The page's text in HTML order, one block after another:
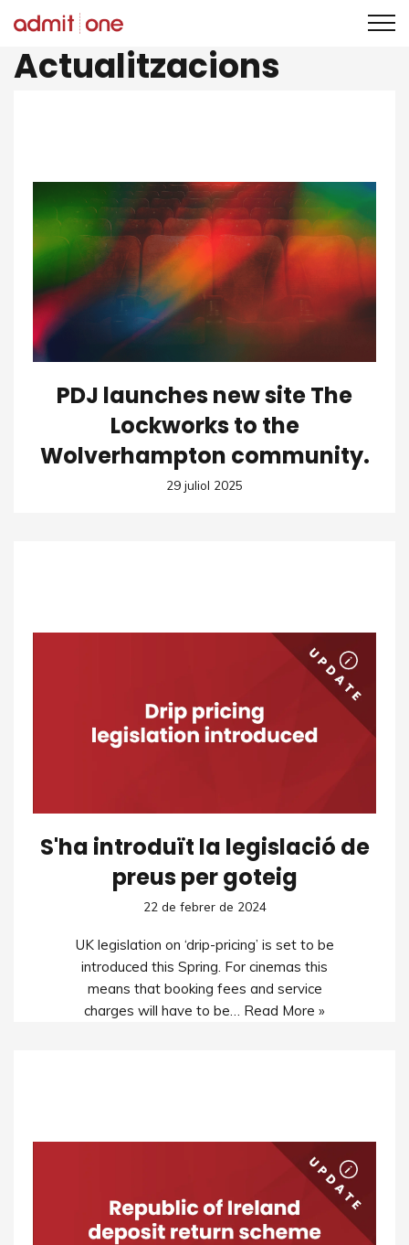
al
Actualitzacions
PDJ launches new site The
Lockworks to the
Wolverhampton community.
29 juliol 2025
S'ha introduït la legislació de
preus per goteig
22 de febrer de 2024
UK legislation on ‘drip-pricing’ is set to be
introduced this Spring. For cinemas this
means that booking fees and service
charges will have to be… Read More »